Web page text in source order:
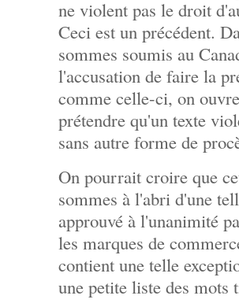
ne violent pas le droit
Ceci est un précédent.
sommes soumis au
l'accusation de faire la
comme celle-ci, on
prétendre qu'un texte
sans autre forme de
On pourrait croire que
sommes à l'abri d'une
approuvé à l'unanimité
les marques de
contient une telle
une petite liste des mots